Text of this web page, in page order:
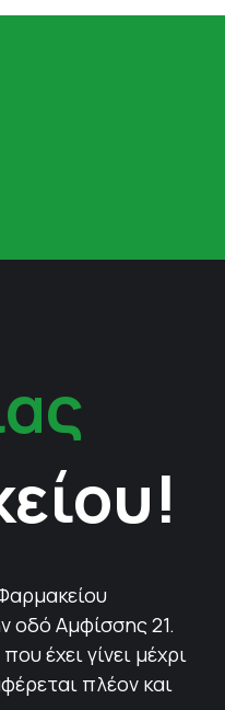
οδό Αμφίσσης 21.
έχει γίνει μέχρι
πλέον και